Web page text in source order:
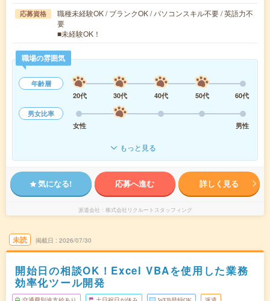
応募資格
職種未経験OK / ブランクOK / パソコンスキル不要 / 英語力不
要
■未経験OK！
職場の雰囲気
年齢層
20代
30代 40代 50代
60代
男女比率
女性
男性
もっと見る
気になる! 応募へ進む 詳しく見る
派遣会社 株式会社リクルートスタッフィング
未読 掲載日 2026/07/30
開始日の相談OK！Excel VBAを使用した業務
効率化ツール開発